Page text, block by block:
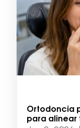
Ortodoncia
para alinear